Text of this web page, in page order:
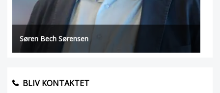
Søren Bech Sørensen
BLIV KONTAKTET